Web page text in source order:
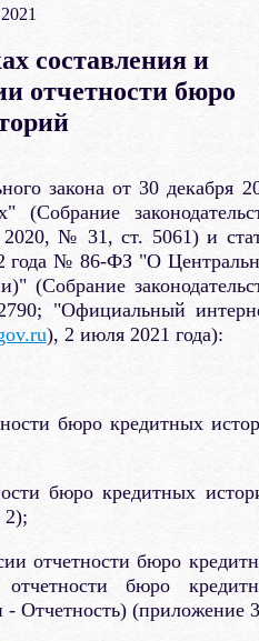
составления и
отчетности бюро
закона от 30 декабря
№ 31, ст. 5061) и
года № 86-ФЗ "О
(Собрание
"Официальный
), 2 июля 2021 года):
бюро кредитных
бюро кредитных
2);
отчетности бюро
бюро
Отчетность) (приложение